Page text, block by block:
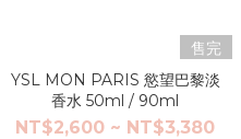
售完
YSL MON PARIS 慾望巴黎淡
香水 50ml / 90ml
NT$2,600 ~ NT$3,380